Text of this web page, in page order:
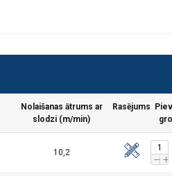
Nolaišanas ātrums ar
slodzi (m/min)
Rasējums
10,2